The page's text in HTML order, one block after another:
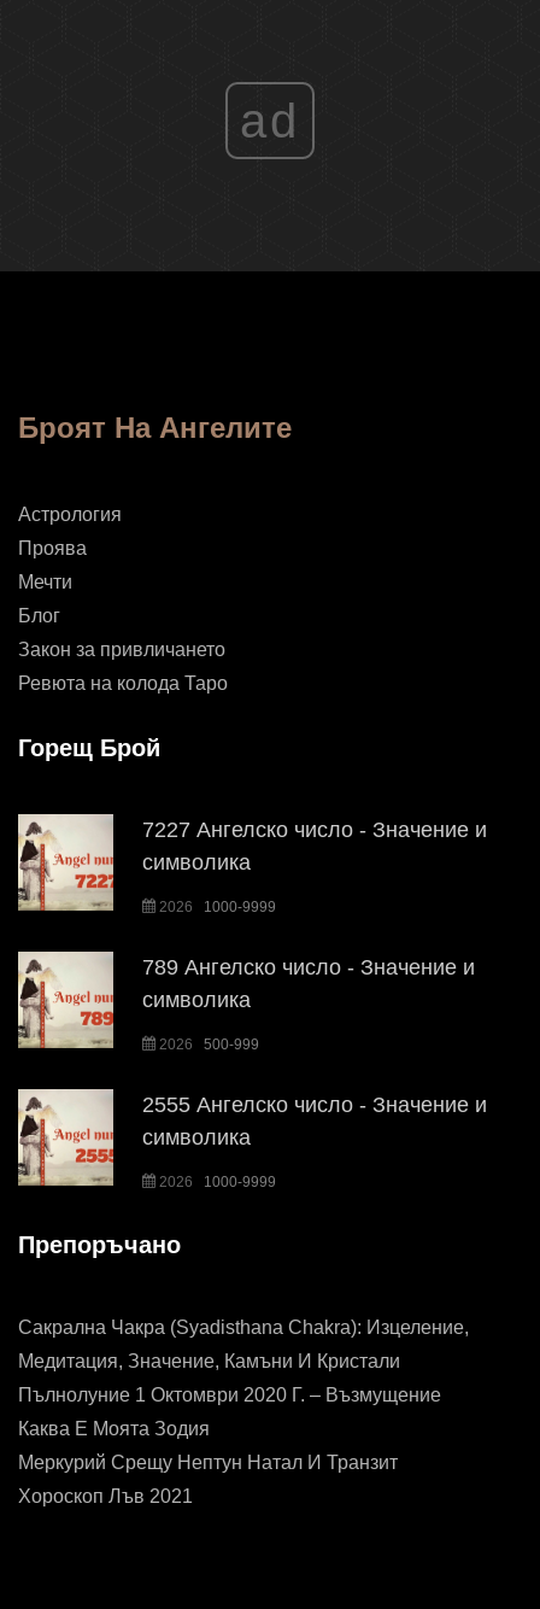
ad
Броят На Ангелите
Астрология
Проява
Мечти
Блог
Закон за привличането
Ревюта на колода Таро
Горещ Брой
7227 Ангелско число - Значение и
символика
2026 1000-9999
789 Ангелско число - Значение и
символика
2026 500-999
2555 Ангелско число - Значение и
символика
2026 1000-9999
Препоръчано
Сакрална Чакра (Syadisthana Chakra): Изцеление,
Медитация, Значение, Камъни И Кристали
Пълнолуние 1 Октомври 2020 Г. – Възмущение
Каква Е Моята Зодия
Меркурий Срещу Нептун Натал И Транзит
Хороскоп Лъв 2021